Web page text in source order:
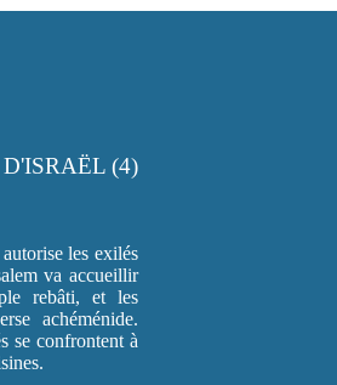
(4)
les exilés
va accueillir
rebâti, et les
achéménide.
se confrontent à